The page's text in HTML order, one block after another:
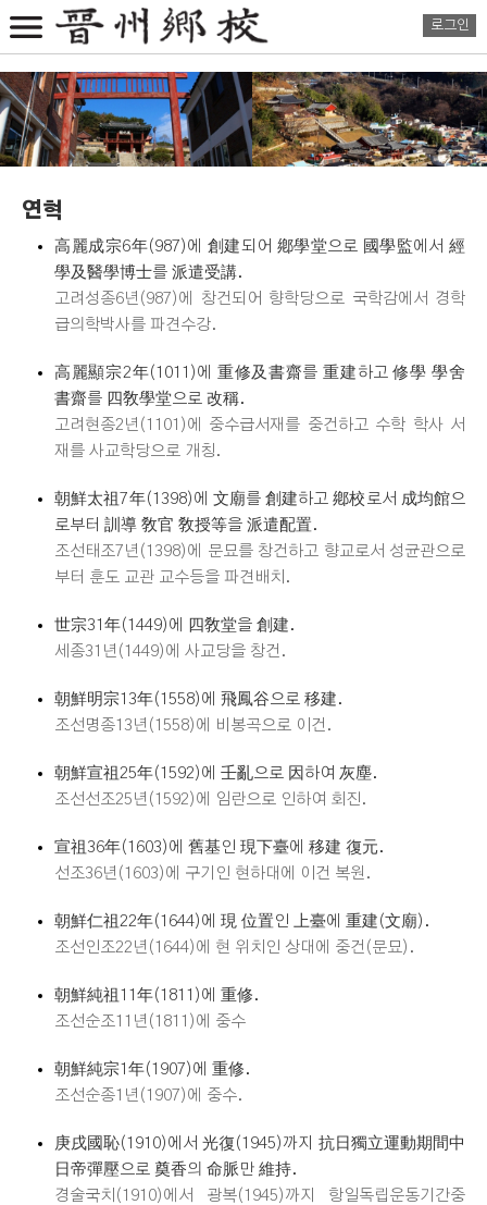
로그인
연혁
高麗成宗6年(987)에 創建되어 鄕學堂으로 國學監에서 經
學及醫學博士를 派遣受講.
고려성종6년(987)에 창건되어 향학당으로 국학감에서 경학
급의학박사를 파견수강.
高麗顯宗2年(1011)에 重修及書齋를 重建하고 修學 學舍
書齋를 四敎學堂으로 改稱.
고려현종2년(1101)에 중수급서재를 중건하고 수학 학사 서
재를 사교학당으로 개칭.
朝鮮太祖7年(1398)에 文廟를 創建하고 鄕校로서 成均館으
로부터 訓導 敎官 敎授等을 派遣配置.
조선태조7년(1398)에 문묘를 창건하고 향교로서 성균관으로
부터 훈도 교관 교수등을 파견배치.
世宗31年(1449)에 四敎堂을 創建.
세종31년(1449)에 사교당을 창건.
朝鮮明宗13年(1558)에 飛鳳谷으로 移建.
조선명종13년(1558)에 비봉곡으로 이건.
朝鮮宣祖25年(1592)에 壬亂으로 因하여 灰塵.
조선선조25년(1592)에 임란으로 인하여 회진.
宣祖36年(1603)에 舊基인 現下臺에 移建 復元.
선조36년(1603)에 구기인 현하대에 이건 복원.
朝鮮仁祖22年(1644)에 現 位置인 上臺에 重建(文廟).
조선인조22년(1644)에 현 위치인 상대에 중건(문묘).
朝鮮純祖11年(1811)에 重修.
조선순조11년(1811)에 중수
朝鮮純宗1年(1907)에 重修.
조선순종1년(1907)에 중수.
庚戌國恥(1910)에서 光復(1945)까지 抗日獨立運動期間中
日帝彈壓으로 奠香의 命脈만 維持.
경술국치(1910)에서 광복(1945)까지 항일독립운동기간중